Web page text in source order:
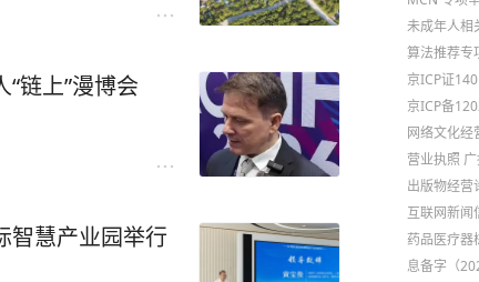
链上”漫博会
智慧产业园举行
未成年人相
算法推荐
京ICP证
京ICP备
网络文化
营业执照
出版物经营
互联网新
药品医疗器
息备字（